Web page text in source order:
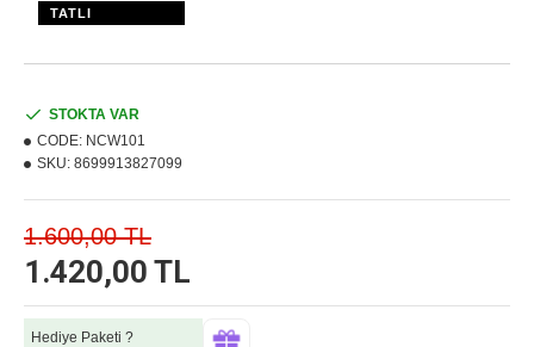
TATLI
1.420,00 TL
1.600,00 TL
STOKTA VAR
CODE: NCW101
SKU: 8699913827099
Hediye Paketi ?